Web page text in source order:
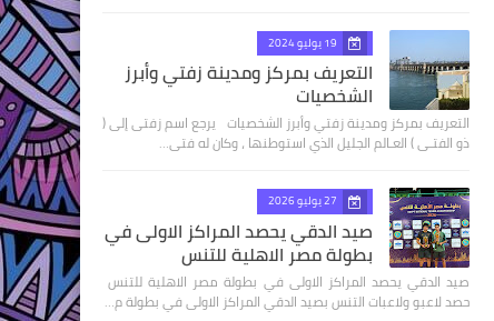
19 يوليو 2024
التعريف بمركز ومدينة زفتي وأبرز
الشخصيات
التعريف بمركز ومدينة زفتي وأبرز الشخصيات يرجع اسم زفتى إلى (
ذو الفتـى ) العـالم الجليل الذي استوطنها ، وكان له فتى…
27 يوليو 2026
صيد الدقي يحصد المراكز الاولى في
بطولة مصر الاهلية للتنس
صيد الدقي يحصد المراكز الاولى في بطولة مصر الاهلية للتنس
حصد لاعبو ولاعبات التنس بصيد الدقي المراكز الاولى في بطولة م…